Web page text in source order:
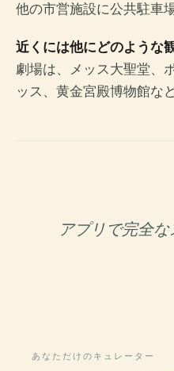
他の市営施設に公共駐車
近くには他にどのような
劇場は、メッス大聖堂、
ッス、黄金宮殿博物館な
アプリで完全
あなただけのキュレーター